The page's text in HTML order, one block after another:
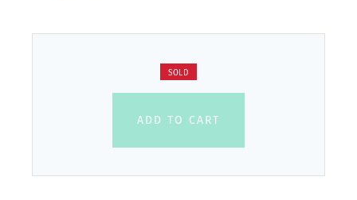
SOLD
ADD TO CART